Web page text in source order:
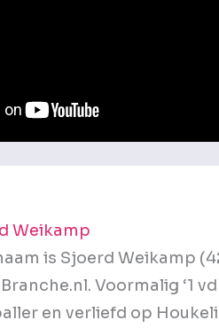
Weikamp
is Sjoerd Weikamp
Voormalig ‘1
en verliefd op